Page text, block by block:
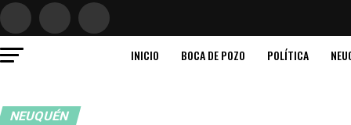
INICIO BOCA DE POZO POLÍTICA
NEUQUÉN